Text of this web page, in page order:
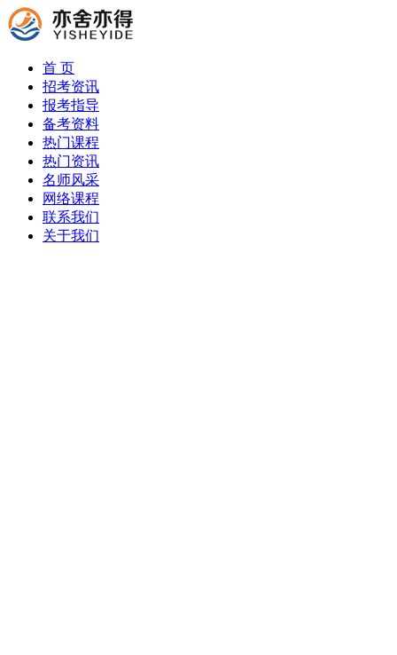
首 页
招考资讯
报考指导
备考资料
热门课程
热门资讯
名师风采
网络课程
联系我们
关于我们